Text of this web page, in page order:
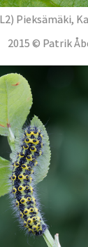
Pieksämäki,
2015 © Patrik